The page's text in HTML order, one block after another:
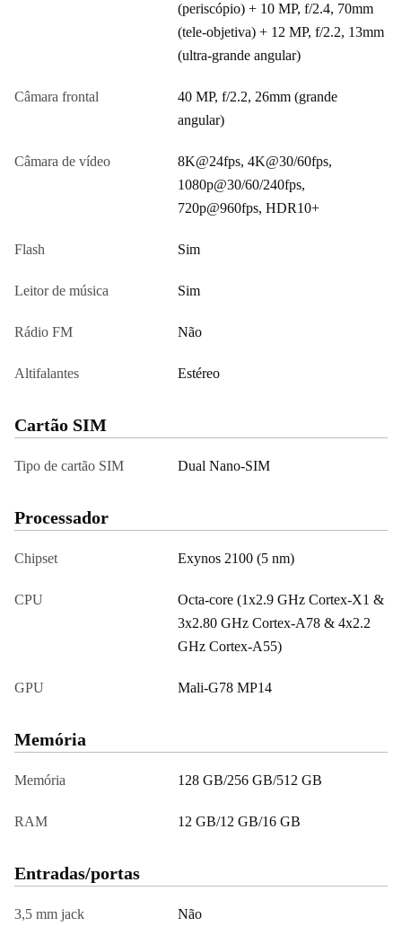
(periscópio) + 10 MP, f/2.4, 70mm
(tele-objetiva) + 12 MP, f/2.2, 13mm
(ultra-grande angular)
Câmara frontal
40 MP, f/2.2, 26mm (grande
angular)
Câmara de vídeo
8K@24fps, 4K@30/60fps,
1080p@30/60/240fps,
720p@960fps, HDR10+
Flash Sim
Leitor de música Sim
Rádio FM Não
Altifalantes Estéreo
Cartão SIM
Tipo de cartão SIM Dual Nano-SIM
Processador
Chipset Exynos 2100 (5 nm)
CPU
Octa-core (1x2.9 GHz Cortex-X1 &
3x2.80 GHz Cortex-A78 & 4x2.2
GHz Cortex-A55)
GPU Mali-G78 MP14
Memória
Memória 128 GB/256 GB/512 GB
RAM 12 GB/12 GB/16 GB
Entradas/portas
3,5 mm jack Não